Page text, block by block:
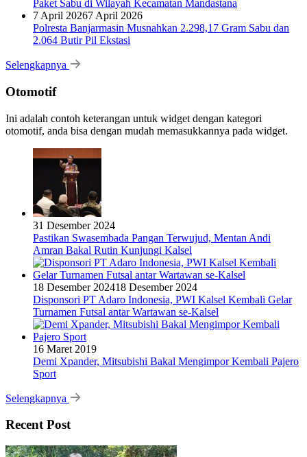
Paket Sabu di Wilayah Kecamatan Mandastana
7 April 20267 April 2026
Polresta Banjarmasin Musnahkan 2.298,17 Gram Sabu dan
2.064 Butir Pil Ekstasi
Selengkapnya
Otomotif
Ini adalah contoh keterangan untuk widget dengan kategori
otomotif, anda bisa dengan mudah memasukkannya pada widget.
31 Desember 2024
Pastikan Swasembada Pangan Terwujud, Mentan Andi
Amran Bakal Rutin Kunjungi Kalsel
18 Desember 202418 Desember 2024
Disponsori PT Adaro Indonesia, PWI Kalsel Kembali Gelar
Turnamen Futsal antar Wartawan se-Kalsel
16 Maret 2019
Demi Xpander, Mitsubishi Bakal Mengimpor Kembali Pajero
Sport
Selengkapnya
Recent Post